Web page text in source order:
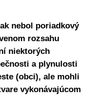
nebol poriadkový
rozsahu
niektorých
a plynulosti
(obci), ale mohli
vykonávajúcom